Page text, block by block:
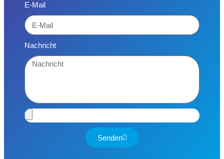
E-Mail
Nachricht
Senden